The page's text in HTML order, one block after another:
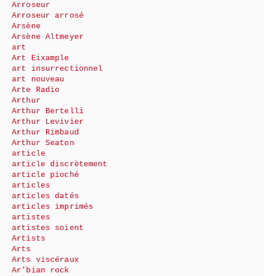
Arroseur
Arroseur arrosé
Arsène
Arsène Altmeyer
art
Art Eixample
art insurrectionnel
art nouveau
Arte Radio
Arthur
Arthur Bertelli
Arthur Levivier
Arthur Rimbaud
Arthur Seaton
article
article discrètement
article pioché
articles
articles datés
articles imprimés
artistes
artistes soient
Artists
Arts
Arts viscéraux
Ar’bian rock